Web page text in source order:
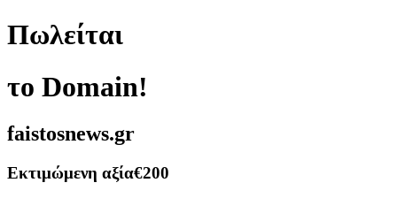
Πωλείται
το Domain!
faistosnews.gr
Εκτιμώμενη αξία€200